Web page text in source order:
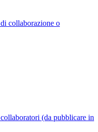
collaborazione o
(da pubblicare in